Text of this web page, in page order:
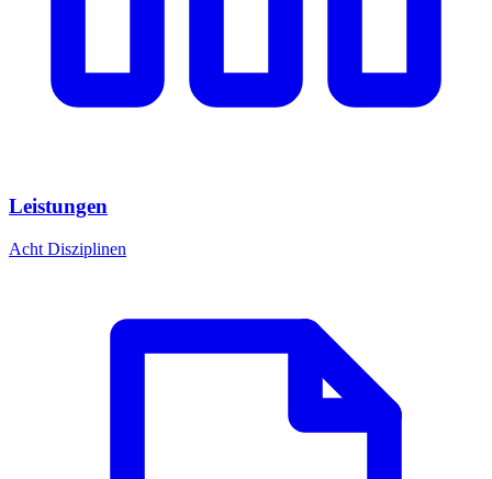
Leistungen
Acht Disziplinen